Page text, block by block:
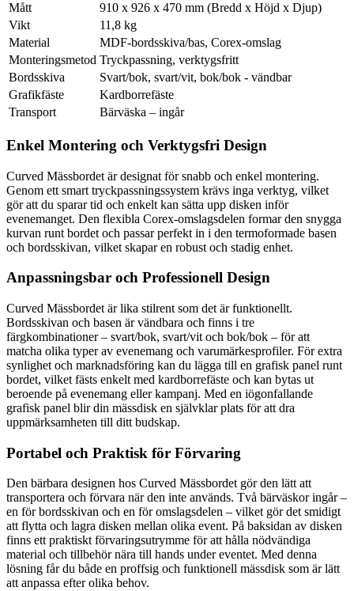
Mått
910 x 926 x 470 mm (Bredd x Höjd x Djup)
Vikt
11,8 kg
Material
MDF-bordsskiva/bas, Corex-omslag
Monteringsmetod Tryckpassning, verktygsfritt
Bordsskiva
Svart/bok, svart/vit, bok/bok - vändbar
Grafikfäste
Kardborrefäste
Transport
Bärväska – ingår
Enkel Montering och Verktygsfri Design
Curved Mässbordet är designat för snabb och enkel montering.
Genom ett smart tryckpassningssystem krävs inga verktyg, vilket
gör att du sparar tid och enkelt kan sätta upp disken inför
evenemanget. Den flexibla Corex-omslagsdelen formar den snygga
kurvan runt bordet och passar perfekt in i den termoformade basen
och bordsskivan, vilket skapar en robust och stadig enhet.
Anpassningsbar och Professionell Design
Curved Mässbordet är lika stilrent som det är funktionellt.
Bordsskivan och basen är vändbara och finns i tre
färgkombinationer – svart/bok, svart/vit och bok/bok – för att
matcha olika typer av evenemang och varumärkesprofiler. För extra
synlighet och marknadsföring kan du lägga till en grafisk panel runt
bordet, vilket fästs enkelt med kardborrefäste och kan bytas ut
beroende på evenemang eller kampanj. Med en iögonfallande
grafisk panel blir din mässdisk en självklar plats för att dra
uppmärksamheten till ditt budskap.
Portabel och Praktisk för Förvaring
Den bärbara designen hos Curved Mässbordet gör den lätt att
transportera och förvara när den inte används. Två bärväskor ingår –
en för bordsskivan och en för omslagsdelen – vilket gör det smidigt
att flytta och lagra disken mellan olika event. På baksidan av disken
finns ett praktiskt förvaringsutrymme för att hålla nödvändiga
material och tillbehör nära till hands under eventet. Med denna
lösning får du både en proffsig och funktionell mässdisk som är lätt
att anpassa efter olika behov.